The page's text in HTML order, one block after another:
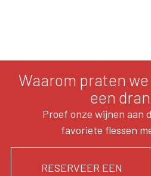
Waarom praten
een
Proef onze wijnen aan
favoriete flessen
RESERVEER EEN